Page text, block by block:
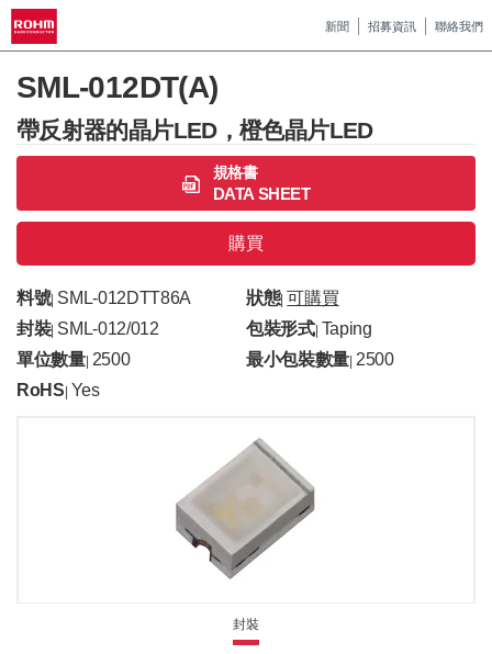
新聞 招募資訊 聯絡我們
SML-012DT(A)
帶反射器的晶片LED，橙色晶片LED
規格書
DATA SHEET
購買
料號| SML-012DTT86A 狀態| 可購買
封裝| SML-012/012 包裝形式| Taping
單位數量| 2500 最小包裝數量 |2500
RoHS Yes
封裝